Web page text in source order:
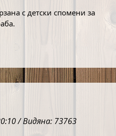
с детски спомени за
/ Видяна: 73763